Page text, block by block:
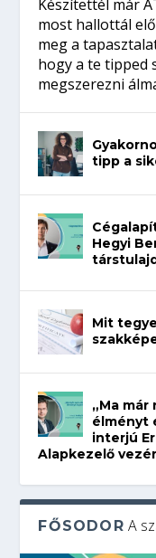
Készítettél már
most hallottál
meg a
hogy a te tipped
megszerezni
tipp a
Hegyi
Mit
„Ma
élményt
interjú
Alapkezelő
FŐSODOR A